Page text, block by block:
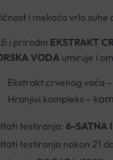
i mekoća vrlo
i prirodni EKSTRAKT
VODAumiruje i
Ekstrakt crvenog voća
Hranjivi kompleks – k
testiranja: 6-SATNA
testiranja nakon 21